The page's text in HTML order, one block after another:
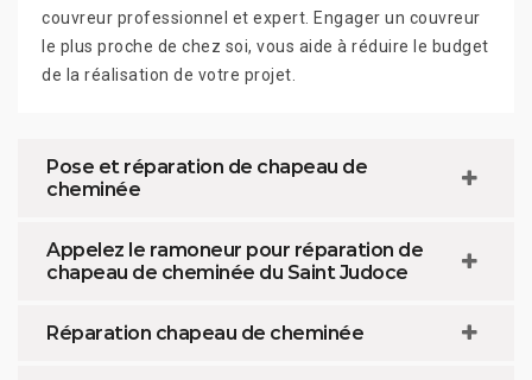
couvreur professionnel et expert. Engager un couvreur
le plus proche de chez soi, vous aide à réduire le budget
de la réalisation de votre projet.
Pose et réparation de chapeau de
cheminée
Appelez le ramoneur pour réparation de
chapeau de cheminée du Saint Judoce
Réparation chapeau de cheminée